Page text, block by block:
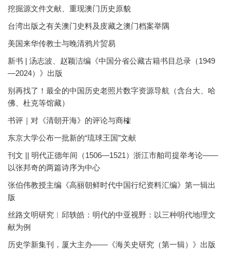
挖掘源文件文献、重现澳门历史原貌
台湾出版之有关澳门史料及庋藏之澳门档案举隅
美国来华传教士与晚清鸦片贸易
新书 | 汤志波、赵颖洁编《中国分省公藏古籍书目总录（1949
—2024）》出版
别再找了！最全的中国历史老照片数字资源导航（含台大、哈
佛、杜克等馆藏）
书评｜对《清朝开海》的评论与商榷
东京大学公布一批新的“琉球王国”文献
刊文 || 明代正德年间（1506—1521）浙江市舶司提举考论——
以张邦奇的两篇诗序为中心
张伯伟教授主编《高丽朝鲜时代中国行纪资料汇编》第一辑出
版
丝路文明研究︱邱轶皓：明代的中亚视野：以三种明代地理文
献为例
历史学新集刊，厦大主办——《海关史研究（第一辑）》出版